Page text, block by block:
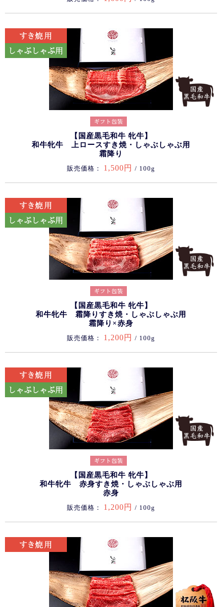
【国産黒毛和牛 牝牛】
和牛牝牛 上ロースすき焼・しゃぶしゃぶ用
霜降り
販売価格： 1,500円 / 100g
【国産黒毛和牛 牝牛】
和牛牝牛 霜降りすき焼・しゃぶしゃぶ用
霜降り×赤身
販売価格： 1,200円 / 100g
【国産黒毛和牛 牝牛】
和牛牝牛 赤身すき焼・しゃぶしゃぶ用
赤身
販売価格： 1,200円 / 100g